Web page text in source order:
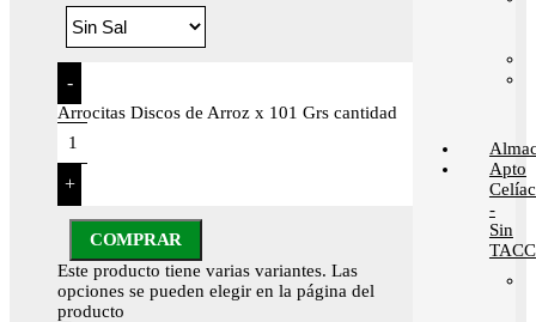
-
Arrocitas Discos de Arroz x 101 Grs cantidad
+
COMPRAR
Este producto tiene varias variantes. Las
opciones se pueden elegir en la página del
producto
Apto
-
Sin
TACC